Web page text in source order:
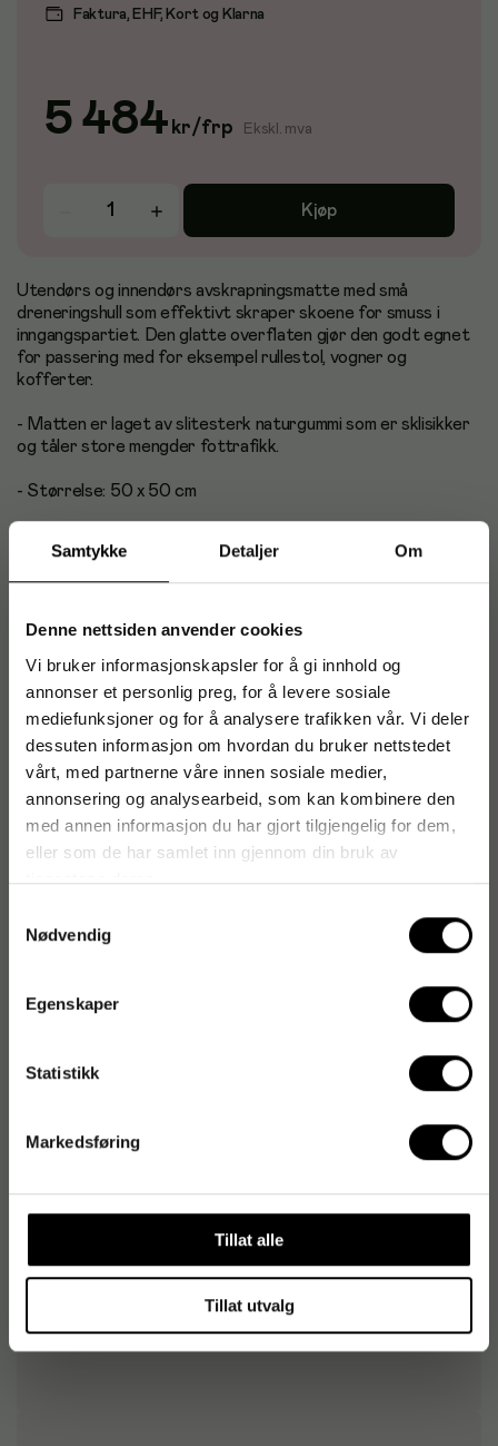
Samtykke Detaljer Om
Denne nettsiden anvender cookies
Vi bruker informasjonskapsler for å gi innhold og
annonser et personlig preg, for å levere sosiale
mediefunksjoner og for å analysere trafikken vår. Vi deler
dessuten informasjon om hvordan du bruker nettstedet
vårt, med partnerne våre innen sosiale medier,
annonsering og analysearbeid, som kan kombinere den
med annen informasjon du har gjort tilgjengelig for dem,
eller som de har samlet inn gjennom din bruk av
tjenestene deres.
Nødvendig
Egenskaper
Statistikk
Markedsføring
Tillat alle
Tillat utvalg
Faktura, EHF, Kort og Klarna
5 484 kr/frp Ekskl. mva
Kjøp
Utendørs og innendørs avskrapningsmatte med små
dreneringshull som effektivt skraper skoene for smuss i
inngangspartiet. Den glatte overflaten gjør den godt egnet
for passering med for eksempel rullestol, vogner og
kofferter.
- Matten er laget av slitesterk naturgummi som er sklisikker
og tåler store mengder fottrafikk.
- Størrelse: 50 x 50 cm
Antal i förpackning: 10
Artikkelnummer:
158648
Originalnummer
3598
EAN: 662641869493
Produktspesifikasjoner
Materiale Naturgummi
Farge
Vi tipser